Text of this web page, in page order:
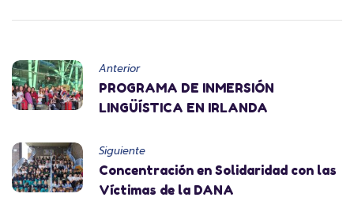
Anterior
PROGRAMA DE INMERSIÓN
LINGÜÍSTICA EN IRLANDA
Siguiente
Concentración en Solidaridad con las
Víctimas de la DANA